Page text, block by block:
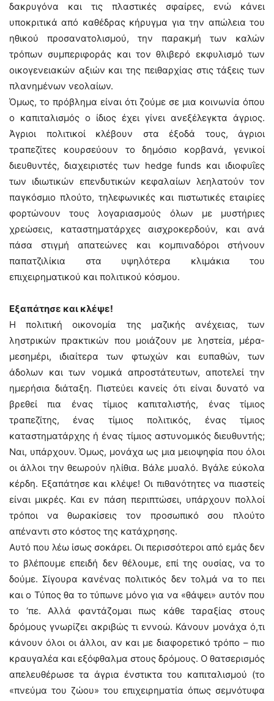
δακρυγόνα και τις πλαστικές σφαίρες, ενώ κάνει
υποκριτικά από καθέδρας κήρυγμα για την απώλεια του
ηθικού προσανατολισμού, την παρακμή των καλών
τρόπων συμπεριφοράς και τον θλιβερό εκφυλισμό των
οικογενειακών αξιών και της πειθαρχίας στις τάξεις των
πλανημένων νεολαίων.
Όμως, το πρόβλημα είναι ότι ζούμε σε μια κοινωνία όπου
ο καπιταλισμός ο ίδιος έχει γίνει ανεξέλεγκτα άγριος.
Άγριοι πολιτικοί κλέβουν στα έξοδά τους, άγριοι
τραπεζίτες κουρσεύουν το δημόσιο κορβανά, γενικοί
διευθυντές, διαχειριστές των hedge funds και ιδιοφυΐες
των ιδιωτικών επενδυτικών κεφαλαίων λεηλατούν τον
παγκόσμιο πλούτο, τηλεφωνικές και πιστωτικές εταιρίες
φορτώνουν τους λογαριασμούς όλων με μυστήριες
χρεώσεις, καταστηματάρχες αισχροκερδούν, και ανά
πάσα στιγμή απατεώνες και κομπιναδόροι στήνουν
παπατζιλίκια στα υψηλότερα κλιμάκια του
επιχειρηματικού και πολιτικού κόσμου.
Εξαπάτησε και κλέψε!
Η πολιτική οικονομία της μαζικής ανέχειας, των
ληστρικών πρακτικών που μοιάζουν με ληστεία, μέρα-
μεσημέρι, ιδιαίτερα των φτωχών και ευπαθών, των
άδολων και των νομικά απροστάτευτων, αποτελεί την
ημερήσια διάταξη. Πιστεύει κανείς ότι είναι δυνατό να
βρεθεί πια ένας τίμιος καπιταλιστής, ένας τίμιος
τραπεζίτης, ένας τίμιος πολιτικός, ένας τίμιος
καταστηματάρχης ή ένας τίμιος αστυνομικός διευθυντής;
Ναι, υπάρχουν. Όμως, μονάχα ως μια μειοψηφία που όλοι
οι άλλοι την θεωρούν ηλίθια. Βάλε μυαλό. Βγάλε εύκολα
κέρδη. Εξαπάτησε και κλέψε! Οι πιθανότητες να πιαστείς
είναι μικρές. Και εν πάση περιπτώσει, υπάρχουν πολλοί
τρόποι να θωρακίσεις τον προσωπικό σου πλούτο
απέναντι στο κόστος της κατάχρησης.
Αυτό που λέω ίσως σοκάρει. Οι περισσότεροι από εμάς δεν
το βλέπουμε επειδή δεν θέλουμε, επί της ουσίας, να το
δούμε. Σίγουρα κανένας πολιτικός δεν τολμά να το πει
και ο Τύπος θα το τύπωνε μόνο για να «θάψει» αυτόν που
το ‘πε. Αλλά φαντάζομαι πως κάθε ταραξίας στους
δρόμους γνωρίζει ακριβώς τι εννοώ. Κάνουν μονάχα ό,τι
κάνουν όλοι οι άλλοι, αν και με διαφορετικό τρόπο – πιο
κραυγαλέα και εξόφθαλμα στους δρόμους. Ο θατσερισμός
απελευθέρωσε τα άγρια ένστικτα του καπιταλισμού (το
«πνεύμα του ζώου» του επιχειρηματία όπως σεμνότυφα